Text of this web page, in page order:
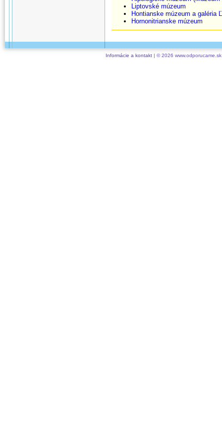
Liptovské múzeum
Hontianske múzeum a galéria
Hornonitrianske múzeum
Informácie a kontakt| © 2026